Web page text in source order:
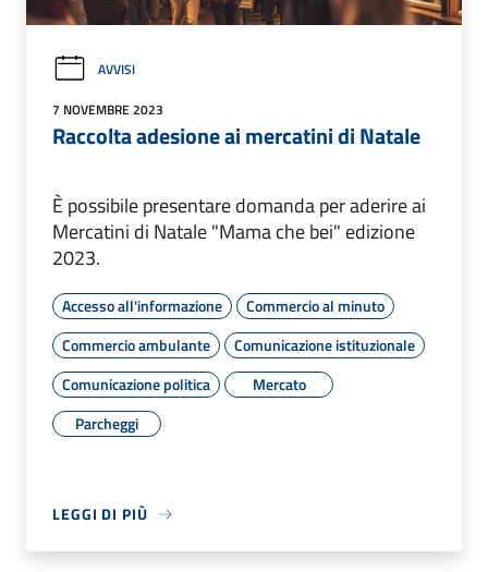
AVVISI
7 NOVEMBRE 2023
Raccolta adesione ai mercatini di Natale
È possibile presentare domanda per aderire ai
Mercatini di Natale "Mama che bei" edizione
2023.
Accesso all'informazione
Commercio al minuto
Commercio ambulante
Comunicazione istituzionale
Comunicazione politica
Mercato
Parcheggi
LEGGI DI PIÙ